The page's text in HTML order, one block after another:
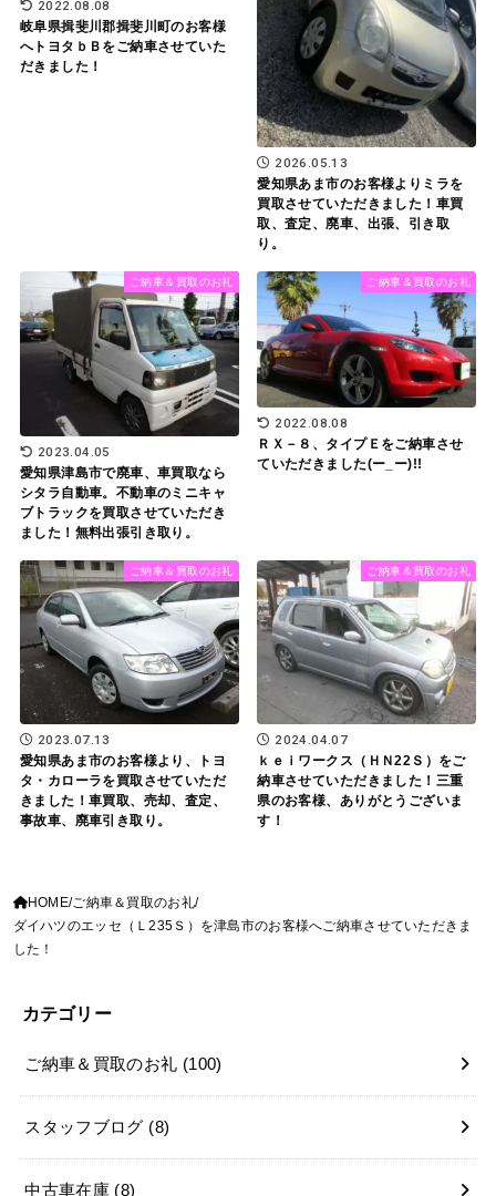
2022.08.08
岐阜県揖斐川郡揖斐川町のお客様
へトヨタｂＢをご納車させていた
だきました！
2026.05.13
愛知県あま市のお客様よりミラを
買取させていただきました！車買
取、査定、廃車、出張、引き取
り。
ご納車＆買取のお礼
2023.04.05
愛知県津島市で廃車、車買取なら
シタラ自動車。不動車のミニキャ
ブトラックを買取させていただき
ました！無料出張引き取り。
ご納車＆買取のお礼
2022.08.08
ＲＸ－８、タイプＥをご納車させ
ていただきました(ー_ー)!!
ご納車＆買取のお礼
2023.07.13
愛知県あま市のお客様より、トヨ
タ・カローラを買取させていただ
きました！車買取、売却、査定、
事故車、廃車引き取り。
ご納車＆買取のお礼
2024.04.07
ｋｅｉワークス（ＨＮ22Ｓ）をご
納車させていただきました！三重
県のお客様、ありがとうございま
す！
HOME ご納車＆買取のお礼
ダイハツのエッセ（Ｌ235Ｓ）を津島市のお客様へご納車させていただきま
した！
カテゴリー
ご納車＆買取のお礼 (100)
スタッフブログ (8)
中古車在庫 (8)